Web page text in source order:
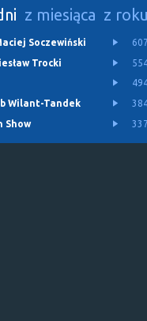
z miesiąca z
Soczewiński
Trocki
Wilant-Tandek
Show